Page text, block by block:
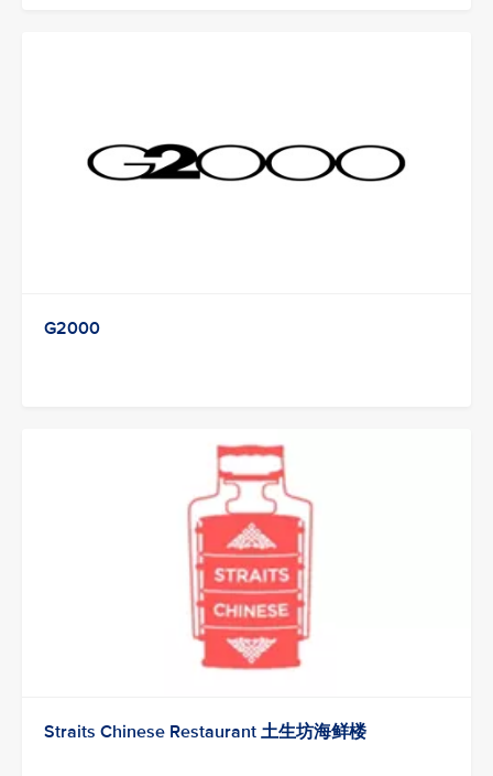
G2000
Straits Chinese Restaurant 土生坊海鲜楼